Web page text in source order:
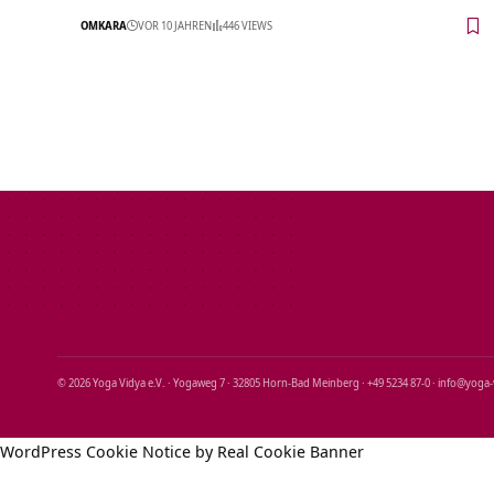
OMKARA VOR 10 JAHREN 446 VIEWS
© 2026 Yoga Vidya e.V. · Yogaweg 7 · 32805 Horn‑Bad Meinberg · +49 5234 87‑0 ·
WordPress Cookie Notice by Real Cookie Banner